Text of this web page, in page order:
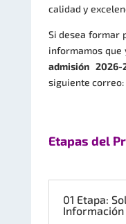
calidad y
Si desea formar
informamos que
admisión 2026-
siguiente correo:
Etapas del
01 Etapa:
Información